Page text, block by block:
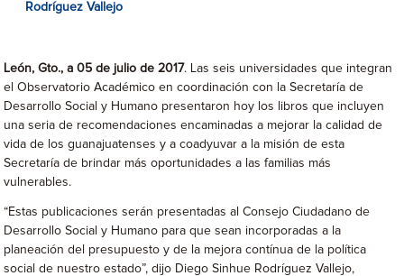
Rodríguez Vallejo
León, Gto., a 05 de julio de 2017. Las seis universidades que integran
el Observatorio Académico en coordinación con la Secretaría de
Desarrollo Social y Humano presentaron hoy los libros que incluyen
una seria de recomendaciones encaminadas a mejorar la calidad de
vida de los guanajuatenses y a coadyuvar a la misión de esta
Secretaría de brindar más oportunidades a las familias más
vulnerables.
“Estas publicaciones serán presentadas al Consejo Ciudadano de
Desarrollo Social y Humano para que sean incorporadas a la
planeación del presupuesto y de la mejora contínua de la política
social de nuestro estado”, dijo Diego Sinhue Rodríguez Vallejo,